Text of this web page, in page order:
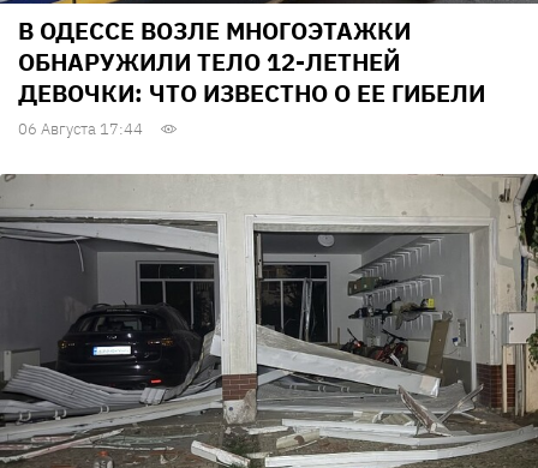
В ОДЕССЕ ВОЗЛЕ МНОГОЭТАЖКИ
ОБНАРУЖИЛИ ТЕЛО 12-ЛЕТНЕЙ
ДЕВОЧКИ: ЧТО ИЗВЕСТНО О ЕЕ ГИБЕЛИ
06 Августа 17:44